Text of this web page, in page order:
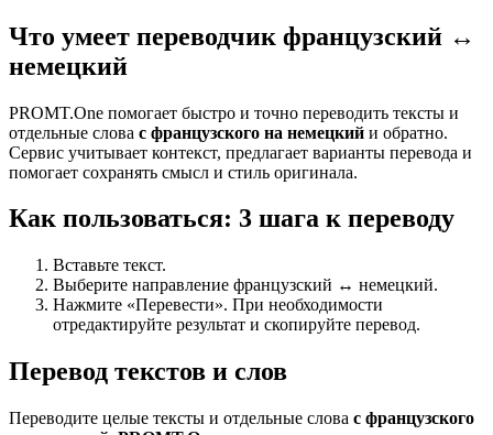
Что умеет переводчик французский ↔
немецкий
PROMT.One помогает быстро и точно переводить тексты и
отдельные слова с французского на немецкий и обратно.
Сервис учитывает контекст, предлагает варианты перевода и
помогает сохранять смысл и стиль оригинала.
Как пользоваться: 3 шага к переводу
Вставьте текст.
Выберите направление французский ↔ немецкий.
Нажмите «Перевести». При необходимости
отредактируйте результат и скопируйте перевод.
Перевод текстов и слов
Переводите целые тексты и отдельные слова с французского